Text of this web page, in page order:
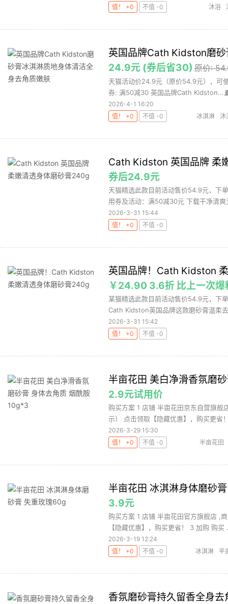
值！ +0
不值 -0 沐浴
英国品牌Cath Kidston磨
24.9元 (券后省30) 原价:
天猫活动价24.9元（原价54.9元），可
券: 满50减30 英国品牌Cath Kidston...
2026-4-1 16:20
值！ +0
不值 -0 冰淇淋 沐
Cath Kidston 英国品牌 柔
券后24.9元
天猫精选此款目前活动售价54.9元，下
用券及活动：满50减30元 下载干净清
2026-3-31 15:44
值！ +0
不值 -0
英国品牌！Cath Kidston
￥24.90 3.6折 比上一次爆
某猫精选此款目前活动售价54.9元，下
Cath Kidston英国品牌这款磨砂膏温柔
2026-3-31 15:42
值！ +0
不值 -0
半亩花田 美白净滑香氛磨
2.9元试用价
购买方案 1 店铺 半亩花田京东自营旗
示） 点击领取【隐藏优惠】，购买更省
2026-3-29 15:30
值！ +0
不值 -0
半亩花田
半亩花田 冰淇淋身体磨砂
3.9元
购买方案 1 店铺 半亩花田官方旗舰店 ,
【隐藏优惠】，购买更省！ 3 加购 购买
2026-3-19 12:24
值！ +0
不值 -0 冰淇淋 半
香氛磨砂膏持久留香全身